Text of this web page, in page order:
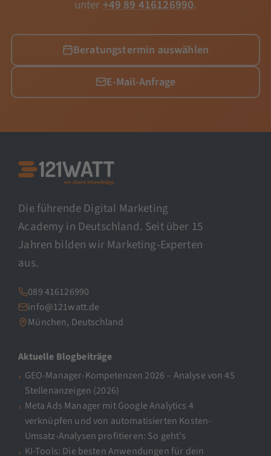
unter+49 89 416126990.
Beratungstermin auswählen
E-Mail-Anfrage
Die führende Digital Marketing
Academy in Deutschland. Seit über 15
Jahren bilden wir Marketing-Experten
aus.
089 416126990
info@121watt.de
München, Deutschland
Aktuelle Blogbeiträge
GEO-Manager-Kompetenzen 2026 – Analyse von 45
Stellenanzeigen (2026)
Meta Ads Manager mit Google Analytics 4
verknüpfen und von automatisierten Kosten-
Umsatz-Analysen profitieren: So geht’s
KI-Tools: Die besten Anwendungen für dein